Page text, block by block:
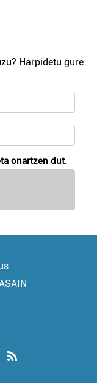
Harpidetu gure
onartzen dut.